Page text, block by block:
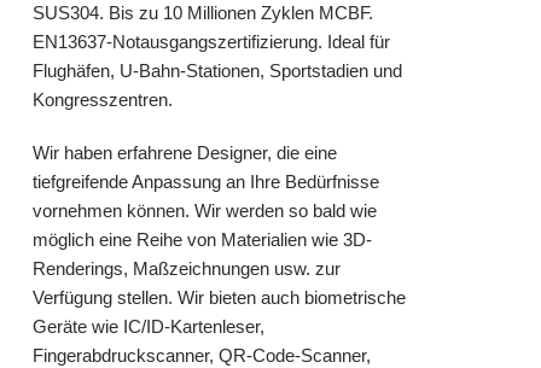
SUS304. Bis zu 10 Millionen Zyklen MCBF.
EN13637-Notausgangszertifizierung. Ideal für
Flughäfen, U-Bahn-Stationen, Sportstadien und
Kongresszentren.
Wir haben erfahrene Designer, die eine
tiefgreifende Anpassung an Ihre Bedürfnisse
vornehmen können. Wir werden so bald wie
möglich eine Reihe von Materialien wie 3D-
Renderings, Maßzeichnungen usw. zur
Verfügung stellen. Wir bieten auch biometrische
Geräte wie IC/ID-Kartenleser,
Fingerabdruckscanner, QR-Code-Scanner,